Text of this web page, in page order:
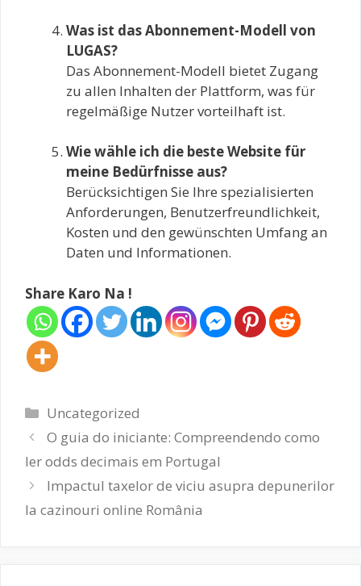
Was ist das Abonnement-Modell von
LUGAS?
Das Abonnement-Modell bietet Zugang
zu allen Inhalten der Plattform, was für
regelmäßige Nutzer vorteilhaft ist.
Wie wähle ich die beste Website für
meine Bedürfnisse aus?
Berücksichtigen Sie Ihre spezialisierten
Anforderungen, Benutzerfreundlichkeit,
Kosten und den gewünschten Umfang an
Daten und Informationen.
Share Karo Na !
Categories
Uncategorized
O guia do iniciante: Compreendendo como
ler odds decimais em Portugal
Impactul taxelor de viciu asupra depunerilor
la cazinouri online România